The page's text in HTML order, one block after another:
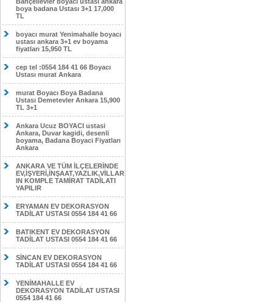
boya badana Ustası 3+1 17,000
TL
boyacı murat Yenimahalle boyacı
ustası ankara 3+1 ev boyama
fiyatları 15,950 TL
cep tel :0554 184 41 66 Boyacı
Ustası murat Ankara
murat Boyacı Boya Badana
Ustası Demetevler Ankara 15,900
TL 3+1
Ankara Ucuz BOYACI ustasi
Ankara, Duvar kagidi, desenli
boyama, Badana Boyaci Fiyatları
Ankara
ANKARA VE TÜM İLÇELERİNDE
EV,İŞYERİ,İNŞAAT,YAZLIK,VİLLAR
IN KOMPLE TAMİRAT TADİLATI
YAPILIR
ERYAMAN EV DEKORASYON
TADİLAT USTASI 0554 184 41 66
BATIKENT EV DEKORASYON
TADİLAT USTASI 0554 184 41 66
SİNCAN EV DEKORASYON
TADİLAT USTASI 0554 184 41 66
YENİMAHALLE EV
DEKORASYON TADİLAT USTASI
0554 184 41 66